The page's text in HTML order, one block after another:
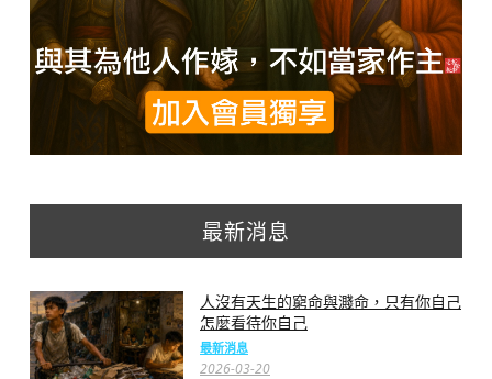
最新消息
人沒有天生的窮命與濺命，只有你自己
怎麼看待你自己
最新消息
2026-03-20